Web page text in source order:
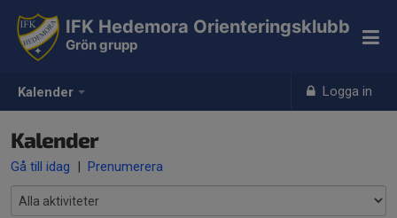
Kalender Logga in
IFK Hedemora Orienteringsklubb
Grön grupp
Kalender
Gå till idag | Prenumerera